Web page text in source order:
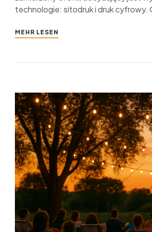
technologie: sitodruk i druk cyfrowy.
MEHR LESEN